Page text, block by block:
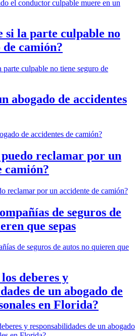
si la parte culpable no
camión?
abogado de accidentes
puedo reclamar por un
camión?
de seguros de
que sepas
deberes y
de un abogado de
en Florida?